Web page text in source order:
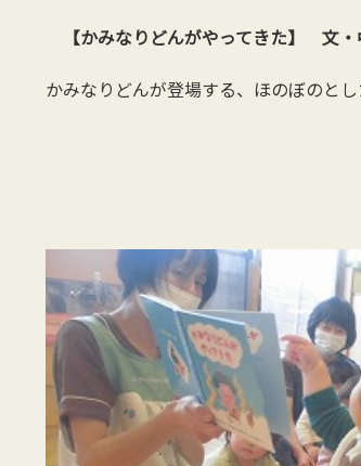
【かみなりどんがやってきた】
かみなりどんが登場する、ほのぼのと